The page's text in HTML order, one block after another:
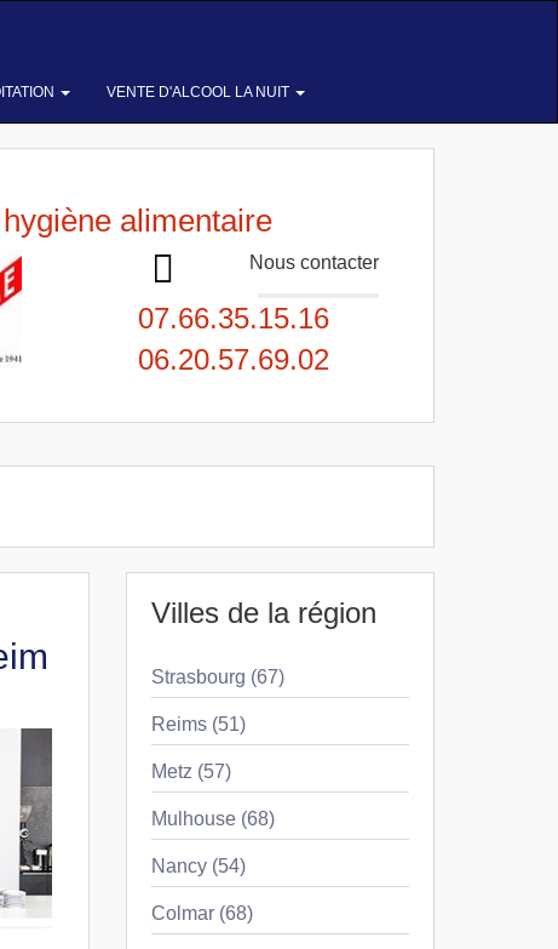
VENTE D'ALCOOL LA NUIT
alimentaire
Nous contacter
07.66.35.15.16
06.20.57.69.02
Villes de la région
Strasbourg (67)
Reims (51)
Metz (57)
Mulhouse (68)
Nancy (54)
Colmar (68)